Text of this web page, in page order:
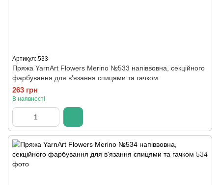
Артикул: 533
Пряжа YarnArt Flowers Merino №533 напіввовна, секційного
фарбування для в'язання спицями та гачком
263 грн
В наявності